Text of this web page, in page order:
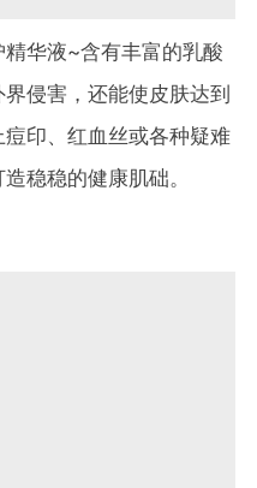
华液~含有丰富的乳酸
侵害，还能使皮肤达到
印、红血丝或各种疑难
稳稳的健康肌础。